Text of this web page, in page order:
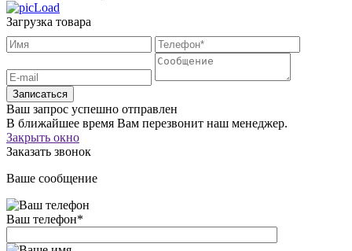
Загрузка товара
Записаться
Ваш запрос успешно отправлен
В ближайшее время Вам перезвонит наш менеджер.
Закрыть окно
Заказать звонок
Ваше сообщение
Ваш телефон*